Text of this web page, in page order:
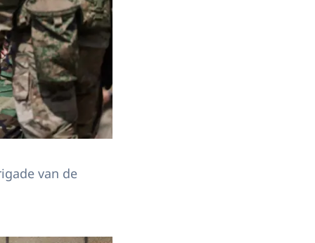
van de
Landmacht.